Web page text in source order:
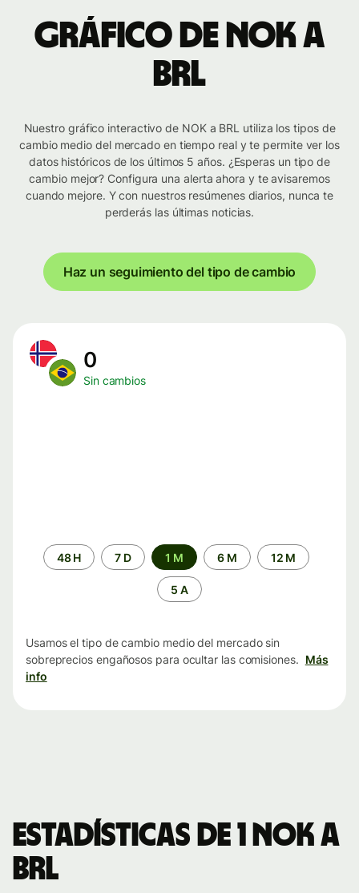
Gráfico de NOK a
BRL
Nuestro gráfico interactivo de NOK a BRL utiliza los tipos de
cambio medio del mercado en tiempo real y te permite ver los
datos históricos de los últimos 5 años. ¿Esperas un tipo de
cambio mejor? Configura una alerta ahora y te avisaremos
cuando mejore. Y con nuestros resúmenes diarios, nunca te
perderás las últimas noticias.
Haz un seguimiento del tipo de cambio
0
Sin cambios
Periodo48 H 7 D 1 M 6 M 12 M
5 A
Usamos el tipo de cambio medio del mercado sin
sobreprecios engañosos para ocultar las comisiones. Más
info
Estadísticas de 1 NOK a
BRL